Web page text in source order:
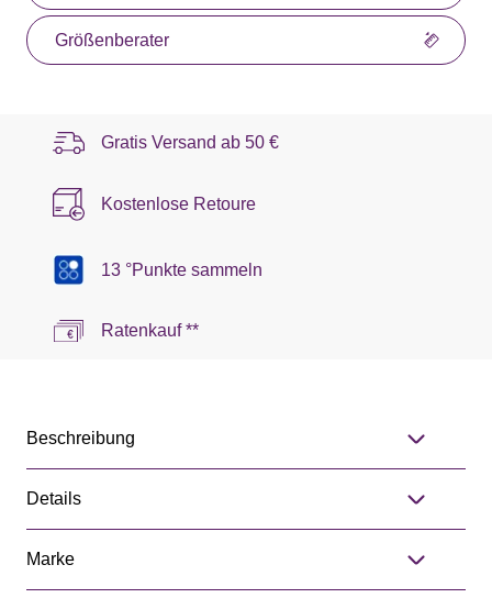
Größenberater
Gratis Versand ab 50 €
Kostenlose Retoure
13 °Punkte sammeln
Ratenkauf **
Beschreibung
Details
Marke